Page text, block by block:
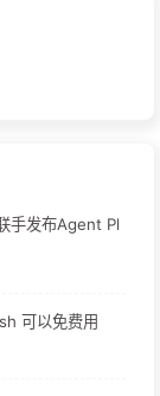
手发布Agent Pl
可以免费用